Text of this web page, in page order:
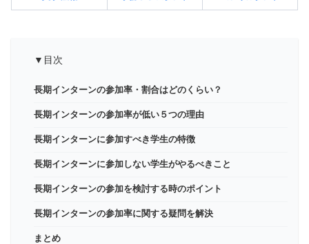
▼目次
長期インターンの参加率・割合はどのくらい？
長期インターンの参加率が低い５つの理由
長期インターンに参加すべき学生の特徴
長期インターンに参加しない学生がやるべきこと
長期インターンの参加を検討する時のポイント
長期インターンの参加率に関する疑問を解決
まとめ